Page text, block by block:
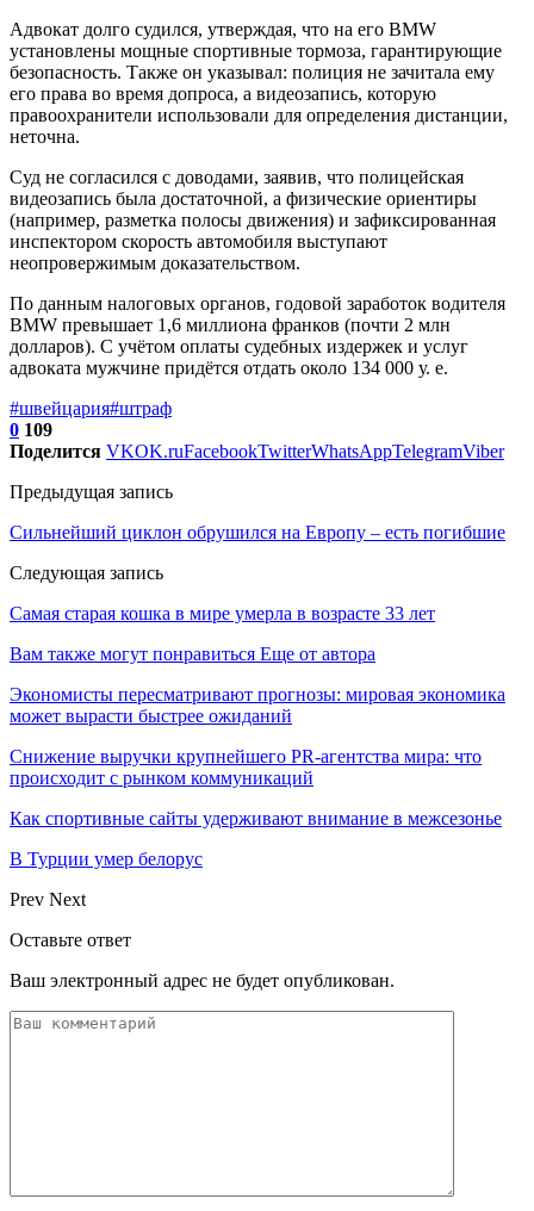
Адвокат долго судился, утверждая, что на его BMW
установлены мощные спортивные тормоза, гарантирующие
безопасность. Также он указывал: полиция не зачитала ему
его права во время допроса, а видеозапись, которую
правоохранители использовали для определения дистанции,
неточна.
Суд не согласился с доводами, заявив, что полицейская
видеозапись была достаточной, а физические ориентиры
(например, разметка полосы движения) и зафиксированная
инспектором скорость автомобиля выступают
неопровержимым доказательством.
По данным налоговых органов, годовой заработок водителя
BMW превышает 1,6 миллиона франков (почти 2 млн
долларов). С учётом оплаты судебных издержек и услуг
адвоката мужчине придётся отдать около 134 000 у. е.
#швейцария#штраф
0 109
Поделится VKOK.ruFacebookTwitterWhatsAppTelegramViber
Предыдущая запись
Сильнейший циклон обрушился на Европу – есть погибшие
Следующая запись
Самая старая кошка в мире умерла в возрасте 33 лет
Вам также могут понравиться Еще от автора
Экономисты пересматривают прогнозы: мировая экономика
может вырасти быстрее ожиданий
Снижение выручки крупнейшего PR-агентства мира: что
происходит с рынком коммуникаций
Как спортивные сайты удерживают внимание в межсезонье
В Турции умер белорус
Prev Next
Оставьте ответ
Ваш электронный адрес не будет опубликован.